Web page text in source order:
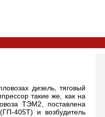
дизель, тяговый
такие же, как на
ТЭМ2, поставлена
405Т) и возбудитель